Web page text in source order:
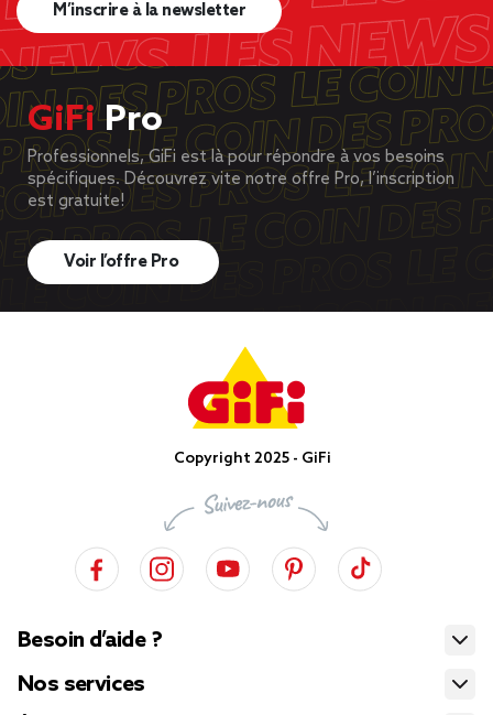
M’inscrire à la newsletter
GiFiPro
Professionnels, GiFi est là pour répondre à vos besoins
spécifiques. Découvrez vite notre offre Pro, l’inscription
est gratuite!
Voir l’offre Pro
Copyright 2025 - GiFi
Besoin d’aide ?
Nos services